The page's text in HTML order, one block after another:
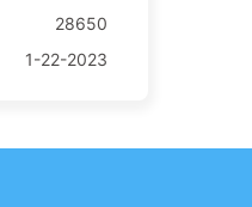
28650
1-22-2023